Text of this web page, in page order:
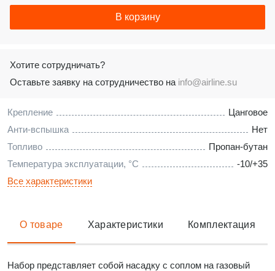
Крепление
Цанговое
Анти-вспышка
Нет
Топливо
Пропан-бутан
Температура эксплуатации, °С
-10/+35
Все характеристики
В корзину
Хотите сотрудничать?
Оставьте заявку на сотрудничество на info@airline.su
О товаре Характеристики Комплектация
Набор представляет собой насадку с соплом на газовый